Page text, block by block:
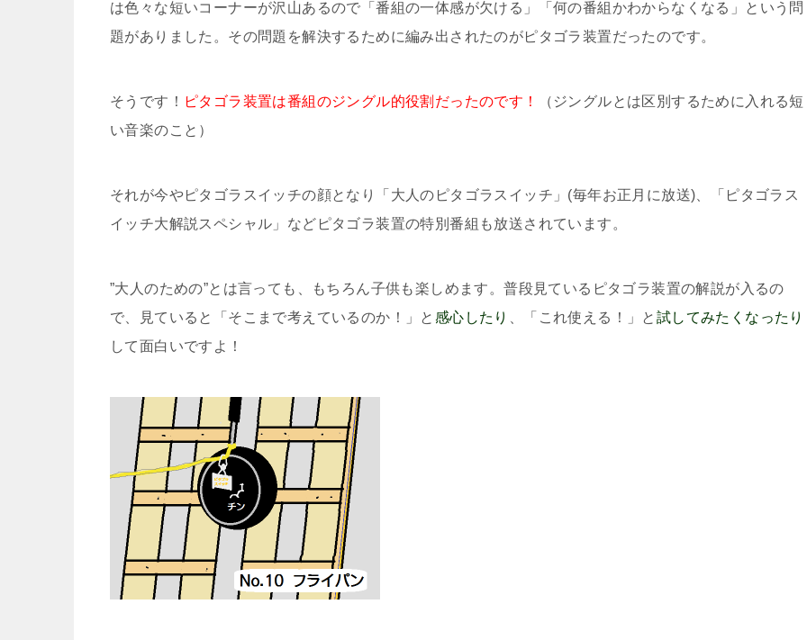
は色々な短いコーナーが沢山あるので「番組の一体感が欠ける」「何の番組かわからなくなる」という問
題がありました。その問題を解決するために編み出されたのがピタゴラ装置だったのです。
そうです！ ピタゴラ装置は番組のジングル的役割だったのです！
（ジングルとは区別するために入れる短
い音楽のこと）
それが今やピタゴラスイッチの顔となり「大人のピタゴラスイッチ」(毎年お正月に放送)、「ピタゴラス
イッチ大解説スペシャル」などピタゴラ装置の特別番組も放送されています。
”大人のための”とは言っても、もちろん子供も楽しめます。普段見ているピタゴラ装置の解説が入るの
で、見ていると「そこまで考えているのか！」と 感心したり 、「これ使える！」と 試してみたくなったり
して面白いですよ！